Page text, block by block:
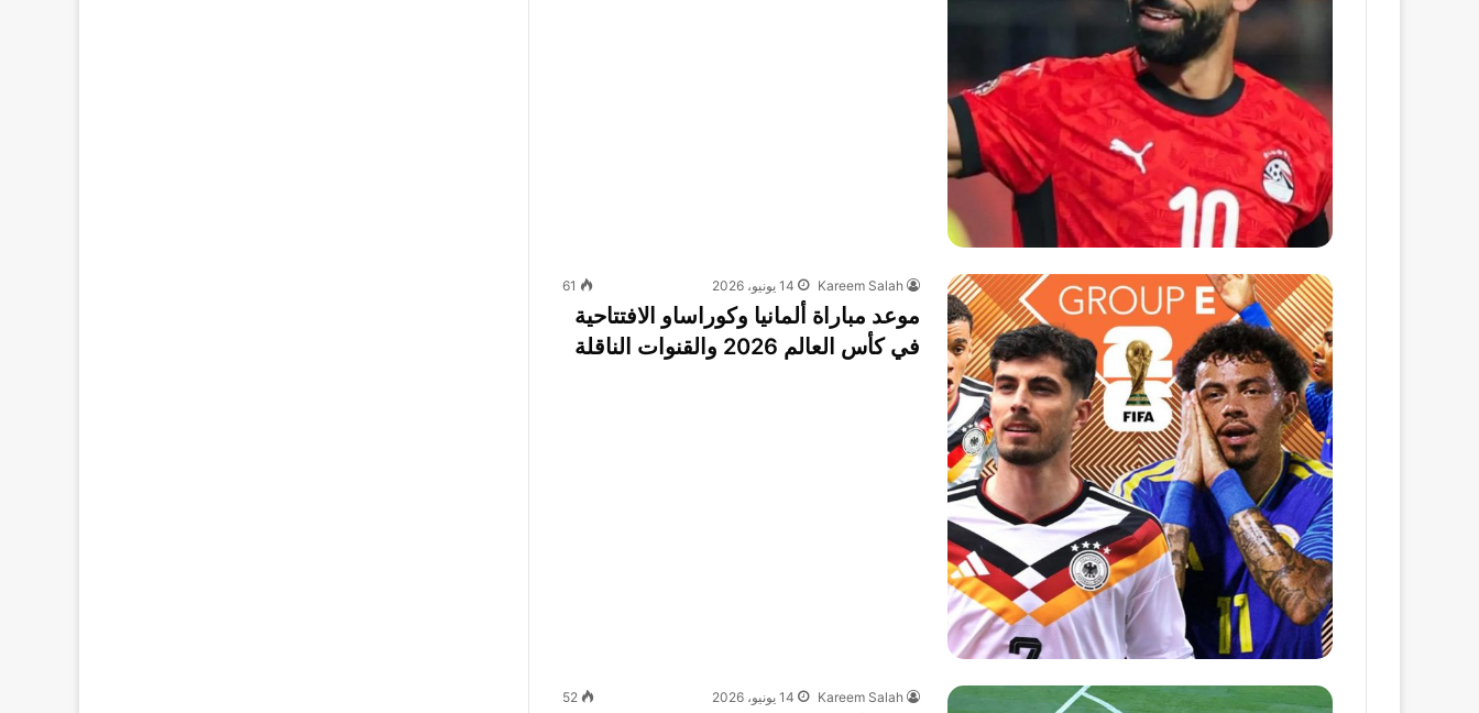
Kareem Salah 14 يونيو، 2026 61
موعد مباراة ألمانيا وكوراساو الافتتاحية
في كأس العالم 2026 والقنوات الناقلة
Kareem Salah 14 يونيو، 2026 52